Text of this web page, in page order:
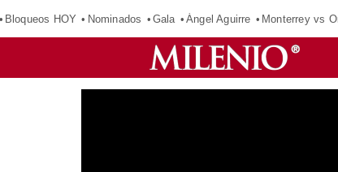
Bloqueos HOY Nominados Gala Ángel Aguirre Monterrey vs